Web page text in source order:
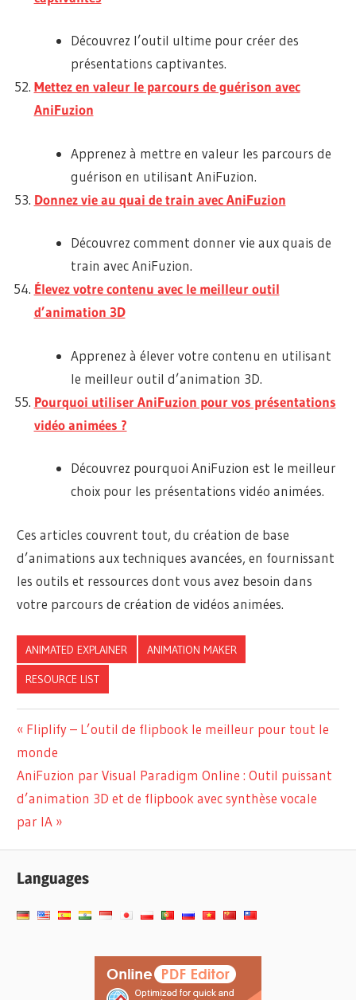
Découvrez l’outil ultime pour créer des
présentations captivantes.
Mettez en valeur le parcours de guérison avec
AniFuzion
Apprenez à mettre en valeur les parcours de
guérison en utilisant AniFuzion.
Donnez vie au quai de train avec AniFuzion
Découvrez comment donner vie aux quais de
train avec AniFuzion.
Élevez votre contenu avec le meilleur outil
d’animation 3D
Apprenez à élever votre contenu en utilisant
le meilleur outil d’animation 3D.
Pourquoi utiliser AniFuzion pour vos présentations
vidéo animées ?
Découvrez pourquoi AniFuzion est le meilleur
choix pour les présentations vidéo animées.
Ces articles couvrent tout, du création de base
d’animations aux techniques avancées, en fournissant
les outils et ressources dont vous avez besoin dans
votre parcours de création de vidéos animées.
ANIMATED EXPLAINER ANIMATION MAKER
RESOURCE LIST
Navigation
de
l’article
Previous
Post:
Fliplify – L’outil de flipbook le meilleur pour tout le
monde
Next
Post:
AniFuzion par Visual Paradigm Online : Outil puissant
d’animation 3D et de flipbook avec synthèse vocale
par IA
Languages